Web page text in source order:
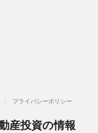
プライバシーポリシー
産投資の情報